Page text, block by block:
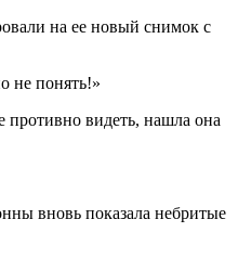
на ее новый снимок с
не понять!»
противно видеть, нашла она